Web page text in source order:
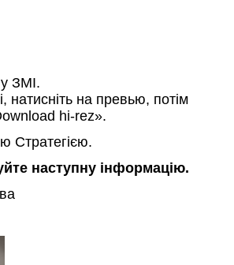
ЗМІ.
натисніть на превью, потім
hi-rez».
Стратегією.
наступну інформацію.